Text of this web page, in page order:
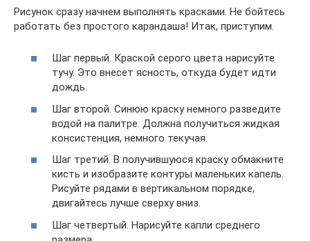
Рисунок сразу начнем выполнять красками. Не бойтесь
работать без простого карандаша! Итак, приступим.
Шаг первый. Краской серого цвета нарисуйте
тучу. Это внесет ясность, откуда будет идти
дождь.
Шаг второй. Синюю краску немного разведите
водой на палитре. Должна получиться жидкая
консистенция, немного текучая.
Шаг третий. В получившуюся краску обмакните
кисть и изобразите контуры маленьких капель.
Рисуйте рядами в вертикальном порядке,
двигайтесь лучше сверху вниз.
Шаг четвертый. Нарисуйте капли среднего